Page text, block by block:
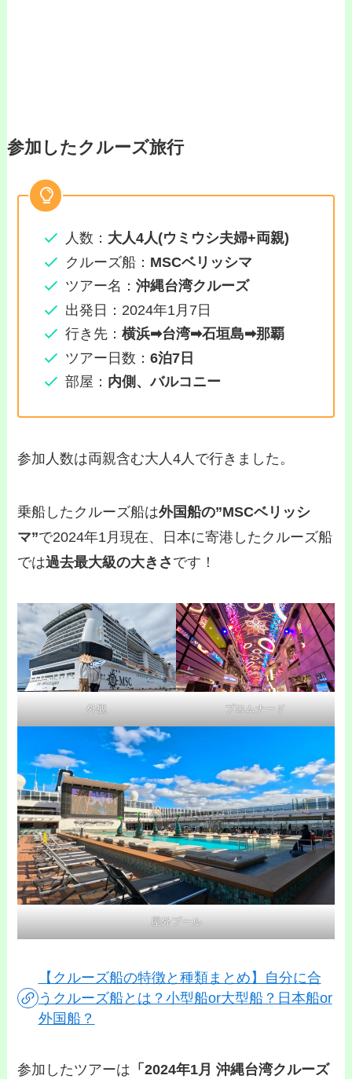
参加したクルーズ旅行
人数： 大人4人(ウミウシ夫婦+両親)
クルーズ船： MSCベリッシマ
ツアー名： 沖縄台湾クルーズ
出発日：2024年1月7日
行き先： 横浜➡台湾➡石垣島➡那覇
ツアー日数： 6泊7日
部屋： 内側、バルコニー
参加人数は両親含む大人4人で行きました。
乗船したクルーズ船は外国船の”MSCベリッシ
マ”で2024年1月現在、日本に寄港したクルーズ船
では過去最大級の大きさ です！
外観 プロムナード
屋外プール
【クルーズ船の特徴と種類まとめ】自分に合
うクルーズ船とは？小型船or大型船？日本船or
外国船？
参加したツアーは 「2024年1月 沖縄台湾クルーズ